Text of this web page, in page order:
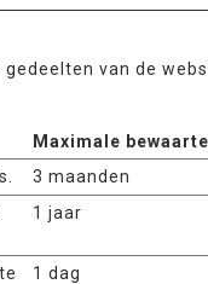
van de
Maximale
3 maanden
1 jaar
1 dag